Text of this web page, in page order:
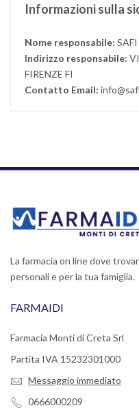
Informazioni sulla
Nome responsabile:
Indirizzo responsabile:
FIRENZE FI
Contatto Email:
La farmacia on line dove
personali e per la tua famiglia.
FARMAIDI
Farmacia Monti di Creta Srl
Partita IVA 15232301000
Messaggio immediato
0666000209